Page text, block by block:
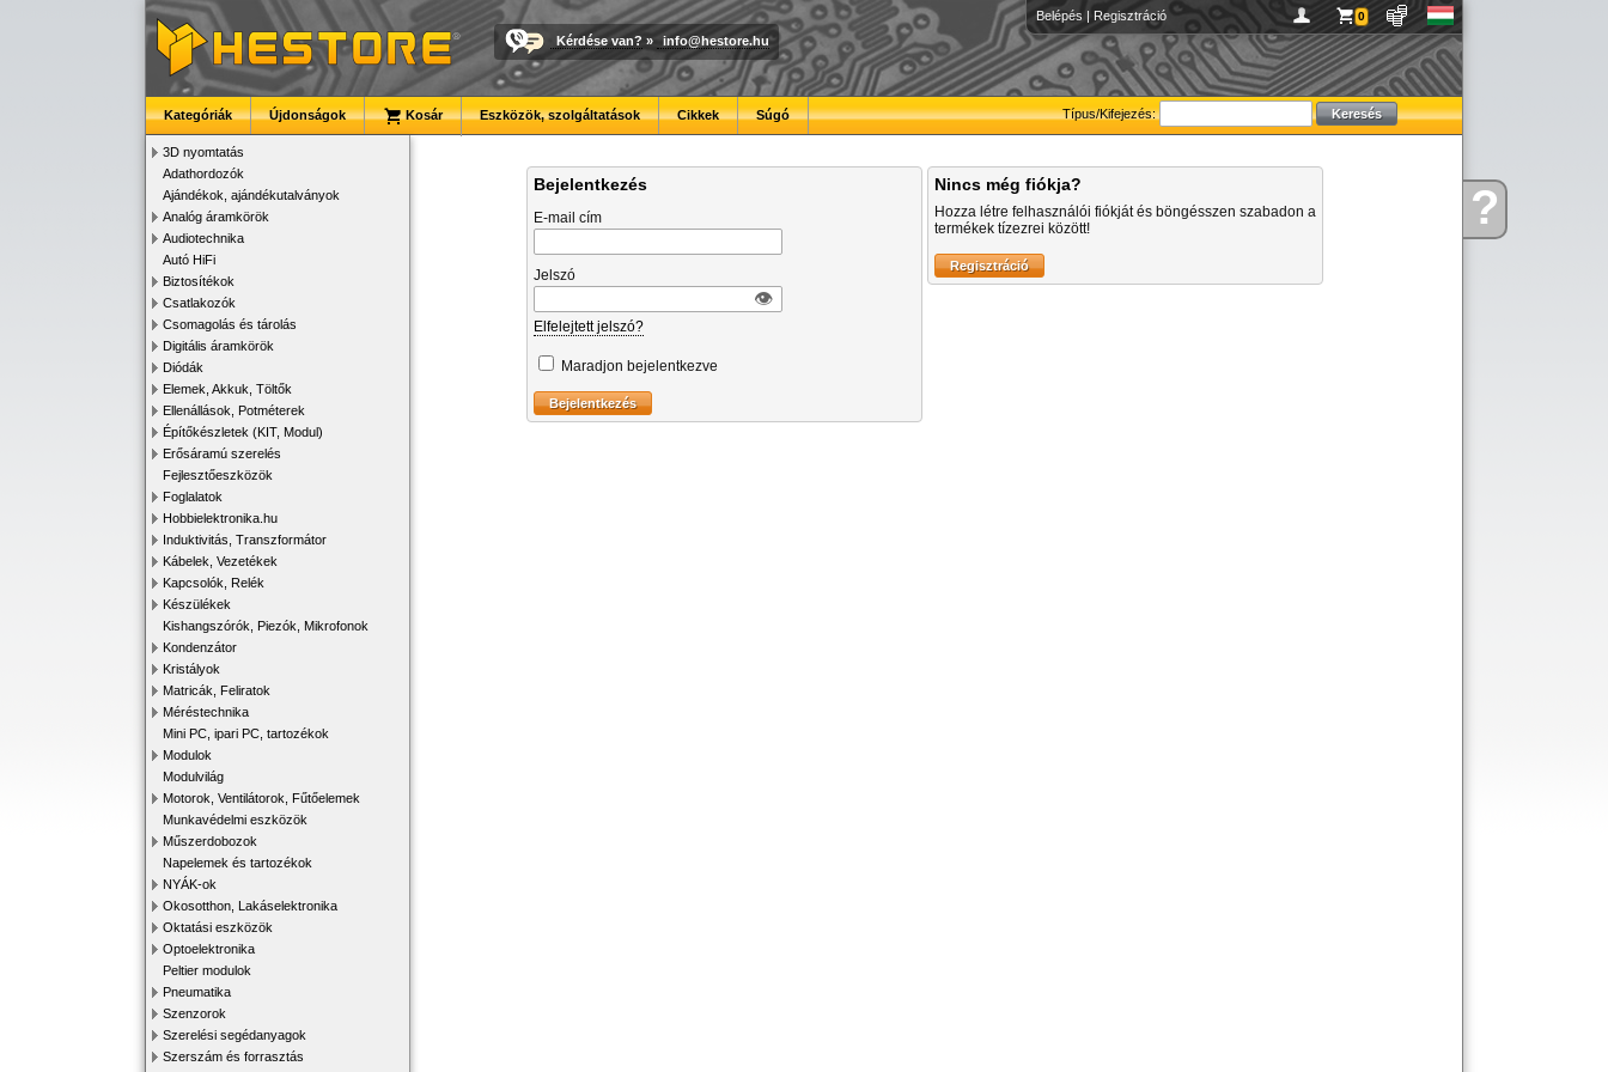
Kérdése?
Belépés | Regisztráció 0
Kérdése van? » info@hestore.hu
Típus/Kifejezés:
Kategóriák Újdonságok Kosár Eszközök, szolgáltatások Cikkek Súgó
3D nyomtatás
Adathordozók
Ajándékok, ajándékutalványok
Analóg áramkörök
Audiotechnika
Autó HiFi
Biztosítékok
Csatlakozók
Csomagolás és tárolás
Digitális áramkörök
Diódák
Elemek, Akkuk, Töltők
Ellenállások, Potméterek
Építőkészletek (KIT, Modul)
Erősáramú szerelés
Fejlesztőeszközök
Foglalatok
Hobbielektronika.hu
Induktivitás, Transzformátor
Kábelek, Vezetékek
Kapcsolók, Relék
Készülékek
Kishangszórók, Piezók, Mikrofonok
Kondenzátor
Kristályok
Matricák, Feliratok
Méréstechnika
Mini PC, ipari PC, tartozékok
Modulok
Modulvilág
Motorok, Ventilátorok, Fűtőelemek
Munkavédelmi eszközök
Műszerdobozok
Napelemek és tartozékok
NYÁK-ok
Okosotthon, Lakáselektronika
Oktatási eszközök
Optoelektronika
Peltier modulok
Pneumatika
Szenzorok
Szerelési segédanyagok
Szerszám és forrasztás
Bejelentkezés
E-mail cím
Jelszó
👁︎
Elfelejtett jelszó?
Maradjon bejelentkezve
Nincs még fiókja?
Hozza létre felhasználói fiókját és böngésszen szabadon a
termékek tízezrei között!